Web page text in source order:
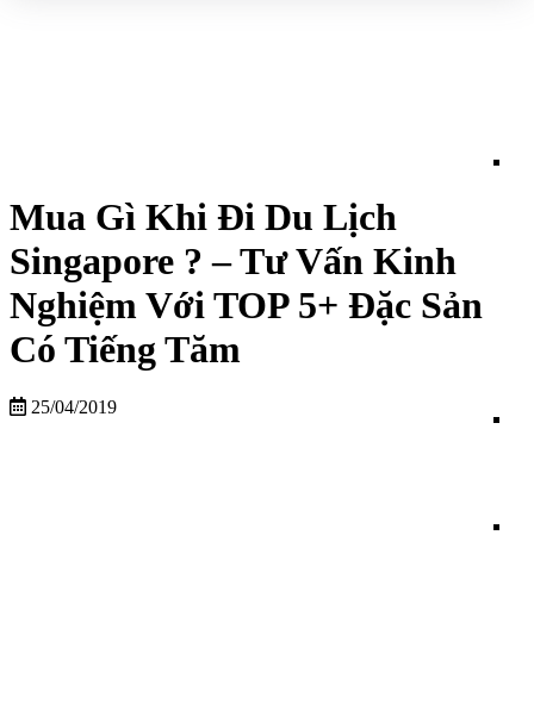
Mua Gì Khi Đi Du Lịch
Singapore ? – Tư Vấn Kinh
Nghiệm Với TOP 5+ Đặc Sản
Có Tiếng Tăm
25/04/2019